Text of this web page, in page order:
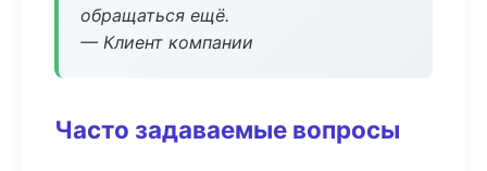
обращаться ещё.
— Клиент компании
Часто задаваемые вопросы